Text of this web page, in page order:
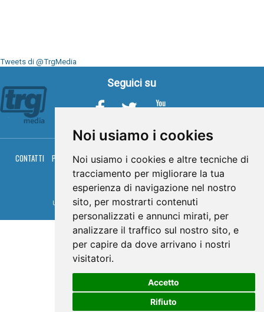
Noi usiamo i cookies
Noi usiamo i cookies e altre tecniche di
tracciamento per migliorare la tua
esperienza di navigazione nel nostro
sito, per mostrarti contenuti
personalizzati e annunci mirati, per
analizzare il traffico sul nostro sito, e
per capire da dove arrivano i nostri
visitatori.
Accetto
Rifiuto
Tweets di @TrgMedia
Seguici su
CONTATTI PRIVACY COOKIES PALINSESTO DIRETTA TV
DIRETTA RADIO
RGM HITRADIO
© TRG Media 2005-2026
Umbria Televisioni s.r.l. - P.I.00496230541 -www.trgmedia.it